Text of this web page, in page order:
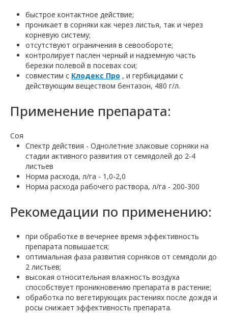
быстрое контактное действие;
проникает в сорняки как через листья, так и через
корневую систему;
отсутствуют ограничения в севообороте;
контролирует паслен черный и надземную часть
березки полевой в посевах сои;
совместим с Клодекс Про , и гербицидами с
действующим веществом бентазон, 480 г/л.
Применение препарата:
Соя
Спектр действия - Однолетние злаковые сорняки на
стадии активного развития от семядолей до 2-4
листьев
Норма расхода, л/га - 1,0-2,0
Норма расхода рабочего раствора, л/га - 200-300
Рекомедации по применению:
при обработке в вечернее время эффективность
препарата повышается;
оптимальная фаза развития сорняков от семядоли до
2 листьев;
высокая относительная влажность воздуха
способствует проникновению препарата в растение;
обработка по вегетирующих растениях после дождя и
росы снижает эффективность препарата.